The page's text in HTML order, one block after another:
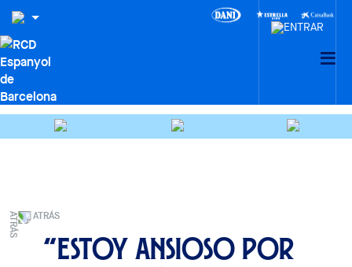
ATRÁS
“Estoy ansioso por